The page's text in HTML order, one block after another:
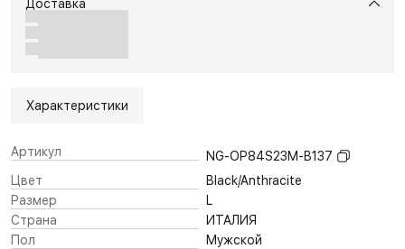
Доставка
Характеристики
Артикул
NG-OP84S23M-B137
Цвет
Black/Anthracite
Размер
L
Страна
ИТАЛИЯ
Пол
Мужской